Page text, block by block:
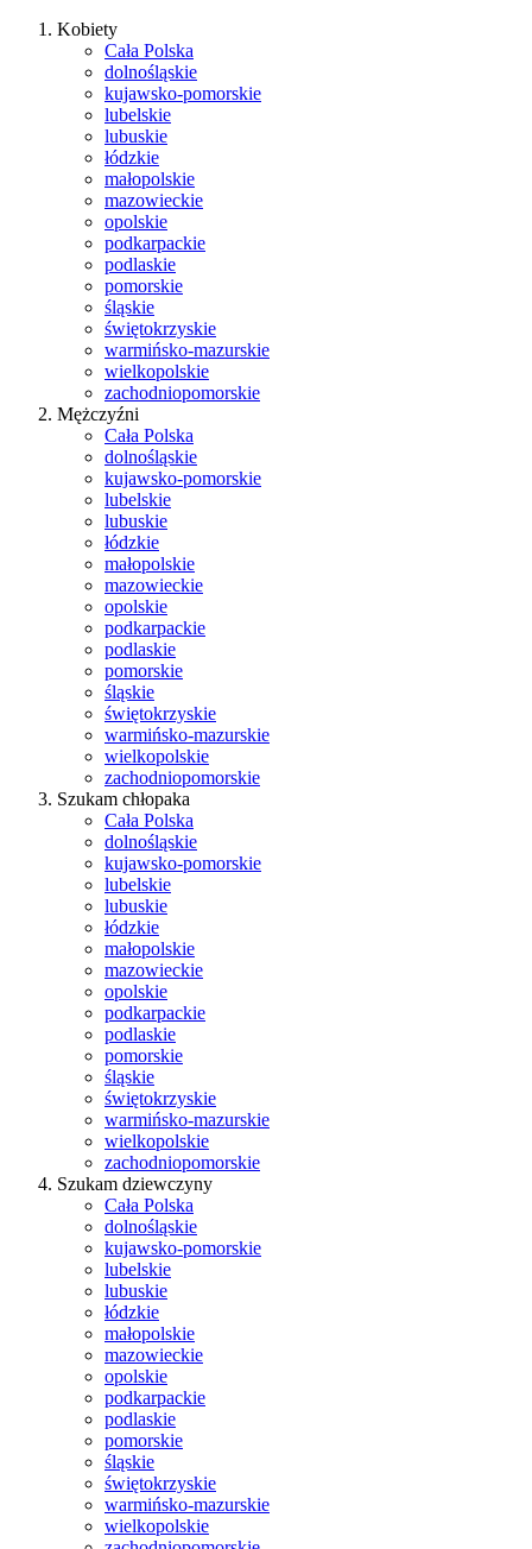
Kobiety
Cała Polska
dolnośląskie
kujawsko-pomorskie
lubelskie
lubuskie
łódzkie
małopolskie
mazowieckie
opolskie
podkarpackie
podlaskie
pomorskie
śląskie
świętokrzyskie
warmińsko-mazurskie
wielkopolskie
zachodniopomorskie
Mężczyźni
Cała Polska
dolnośląskie
kujawsko-pomorskie
lubelskie
lubuskie
łódzkie
małopolskie
mazowieckie
opolskie
podkarpackie
podlaskie
pomorskie
śląskie
świętokrzyskie
warmińsko-mazurskie
wielkopolskie
zachodniopomorskie
Szukam chłopaka
Cała Polska
dolnośląskie
kujawsko-pomorskie
lubelskie
lubuskie
łódzkie
małopolskie
mazowieckie
opolskie
podkarpackie
podlaskie
pomorskie
śląskie
świętokrzyskie
warmińsko-mazurskie
wielkopolskie
zachodniopomorskie
Szukam dziewczyny
Cała Polska
dolnośląskie
kujawsko-pomorskie
lubelskie
lubuskie
łódzkie
małopolskie
mazowieckie
opolskie
podkarpackie
podlaskie
pomorskie
śląskie
świętokrzyskie
warmińsko-mazurskie
wielkopolskie